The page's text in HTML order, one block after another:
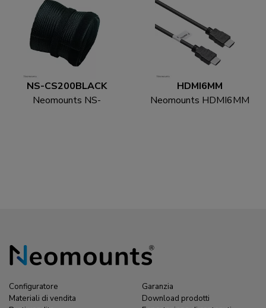
NS-CS200BLACK
Neomounts NS-
HDMI6MM
Neomounts HDMI6MM
Configuratore
Materiali di vendita
Garanzia
Download prodotti